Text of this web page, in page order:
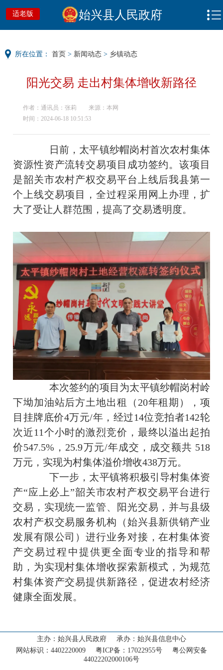
首页
新闻动态 ‹
适老版 始兴县人民政府
所在位置： 首页 > 新闻动态 > 乡镇动态
阳光交易 走出村集体增收新路径
作者：通讯员：张莉
来源：本网
时间：2024-06-18 10:51:53
日前，太平镇纱帽岗村首次农村集体
资源性资产流转交易项目成功签约。该项目
是韶关市农村产权交易平台上线后我县第一
个上线交易项目，全过程采用网上办理，扩
大了受让人群范围，提高了交易透明度。
本次签约的项目为太平镇纱帽岗村岭
下坳加油站后方土地出租（20年租期），项
目挂牌底价4万元/年，经过14位竞拍者142轮
次近11个小时的激烈竞价，最终以溢出起拍
价547.5%，25.9万元/年成交，成交额共 518
万元，实现为村集体溢价增收438万元。
下一步，太平镇将积极引导村集体资
产“应上必上”韶关市农村产权交易平台进行
交易，实现统一监管、阳光交易，并与县级
农村产权交易服务机构（始兴县新供销产业
发展有限公司）进行业务对接，在村集体资
产交易过程中提供更全面专业的指导和帮
助，为实现村集体增收探索新模式，为规范
村集体资产交易提供新路径，促进农村经济
健康全面发展。
主办：始兴县人民政府 承办：始兴县信息中心
网站标识：4402220009 粤ICP备：17022955号 粤公网安备
44022202000106号